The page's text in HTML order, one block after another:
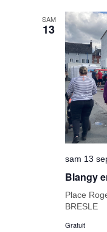
SAM
13
sam 13
Blangy
Place
BRESLE
Gratuit